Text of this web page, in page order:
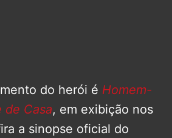
do herói é Homem-
de Casa, em exibição nos
a sinopse oficial do